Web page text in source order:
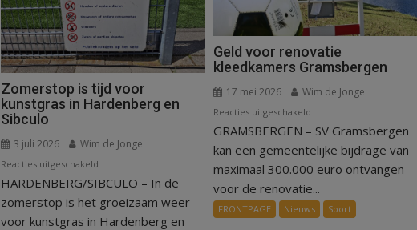
Zomerstop is tijd voor
kunstgras in Hardenberg en
Sibculo
3 juli 2026 Wim de Jonge
Reacties uitgeschakeld
Zomerstop
is
tijd
HARDENBERG/SIBCULO – In de
zomerstop is het groeizaam weer
voor kunstgras in Hardenberg en
Geld voor renovatie
kleedkamers Gramsbergen
17 mei 2026 Wim de Jonge
Reacties uitgeschakeld
Geld
voor
renovatie
Gramsbergen
GRAMSBERGEN – SV Gramsbergen
kan een gemeentelijke bijdrage van
maximaal 300.000 euro ontvangen
voor de renovatie...
FRONTPAGE Nieuws Sport